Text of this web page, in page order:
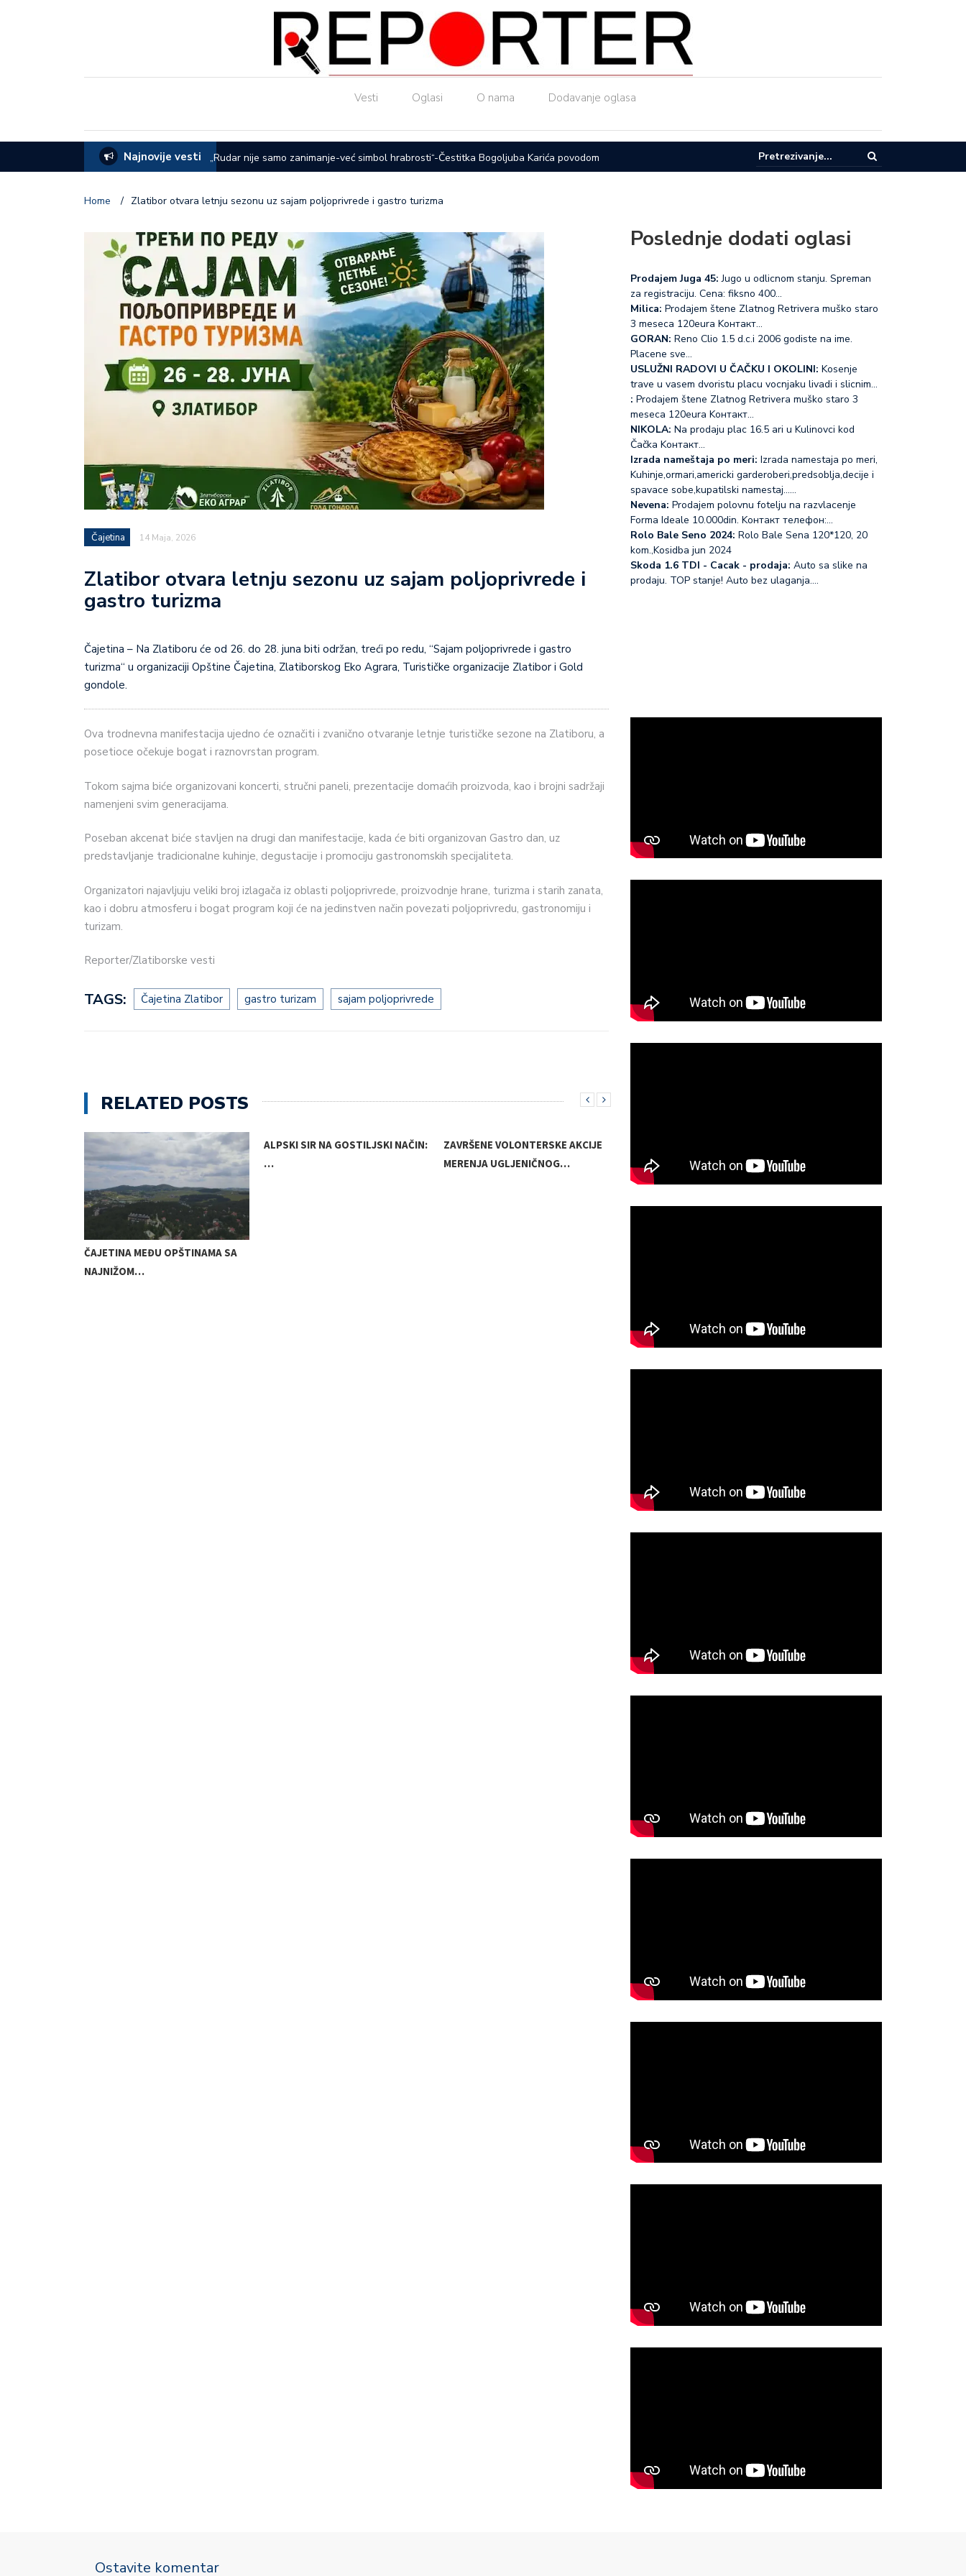
Vesti Oglasi O nama Dodavanje oglasa
Najnovije vesti
Sve je spremno za 65. Sabor u
„Rudar nije samo zanimanje-već simbol hrabrosti“-Čestitka Bogoljuba Karića povodom
dana rudara
ČAČAK ULAŽE U EKOLOGIJU: Donja i Gornja Trepča dobijaju moderno
otpadne vode i novi kolektor
Home
/ Zlatibor otvara letnju sezonu uz sajam poljoprivrede i gastro turizma
Čajetina 14 Maja, 2026
Zlatibor otvara letnju sezonu uz sajam poljoprivrede i
gastro turizma
Čajetina – Na Zlatiboru će od 26. do 28. juna biti održan, treći po redu, “Sajam poljoprivrede i gastro
turizma“ u organizaciji Opštine Čajetina, Zlatiborskog Eko Agrara, Turističke organizacije Zlatibor i Gold
gondole.
Ova trodnevna manifestacija ujedno će označiti i zvanično otvaranje letnje turističke sezone na Zlatiboru, a
posetioce očekuje bogat i raznovrstan program.
Tokom sajma biće organizovani koncerti, stručni paneli, prezentacije domaćih proizvoda, kao i brojni sadržaji
namenjeni svim generacijama.
Poseban akcenat biće stavljen na drugi dan manifestacije, kada će biti organizovan Gastro dan, uz
predstavljanje tradicionalne kuhinje, degustacije i promociju gastronomskih specijaliteta.
Organizatori najavljuju veliki broj izlagača iz oblasti poljoprivrede, proizvodnje hrane, turizma i starih zanata,
kao i dobru atmosferu i bogat program koji će na jedinstven način povezati poljoprivredu, gastronomiju i
turizam.
Reporter/Zlatiborske vesti
TAGS: Čajetina Zlatibor gastro turizam sajam poljoprivrede
RELATED POSTS
ČAJETINA MEĐU OPŠTINAMA SA
NAJNIŽOM…
ALPSKI SIR NA GOSTILJSKI NAČIN:
…
ZAVRŠENE VOLONTERSKE AKCIJE
MERENJA UGLJENIČNOG…
Poslednje dodati oglasi
Prodajem Juga 45: Jugo u odlicnom stanju. Spreman
za registraciju. Cena: fiksno 400…
Milica: Prodajem štene Zlatnog Retrivera muško staro
3 meseca 120eura Koнтакт…
GORAN: Reno Clio 1.5 d.c.i 2006 godiste na ime.
Placene sve…
USLUŽNI RADOVI U ČAČKU I OKOLINI: Kosenje
trave u vasem dvoristu placu vocnjaku livadi i slicnim…
: Prodajem štene Zlatnog Retrivera muško staro 3
meseca 120eura Koнтакт…
NIKOLA: Na prodaju plac 16.5 ari u Kulinovci kod
Čačka Koнтакт…
Izrada nameštaja po meri: Izrada namestaja po meri,
Kuhinje,ormari,americki garderoberi,predsoblja,decije i
spavace sobe,kupatilski namestaj...…
Nevena: Prodajem polovnu fotelju na razvlacenje
Forma Ideale 10.000din. Koнтакт телефон:…
Rolo Bale Seno 2024: Rolo Bale Sena 120*120, 20
kom.,Kosidba jun 2024
Skoda 1.6 TDI - Cacak - prodaja: Auto sa slike na
prodaju. TOP stanje! Auto bez ulaganja.…
Ostavite komentar